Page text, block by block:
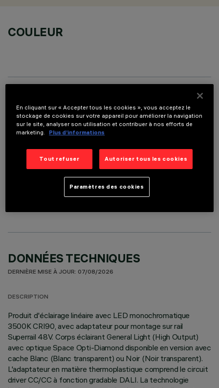
COULEUR
ACCESSOIRES REQUIS
Il est nécessaire de commander l'un des accessoires requis pour installer et utiliser correctement
le produit:
COMPOSANTS OPTIONNELS
DONNÉES TECHNIQUES
DERNIÈRE MISE À JOUR: 07/08/2026
DESCRIPTION
Produit d'éclairage linéaire avec LED monochromatique
3500K CRI90, avec adaptateur pour montage sur rail
Superrail 48V. Corps éclairant General Light (High Output)
avec optique Space Opti-Diamond disponible en version avec
cache Blanc (Blanc transparent) ou Noir (Noir transparent).
L'adaptateur en matière thermoplastique comprend le circuit
driver CC/CC à fonction gradable DALI. La technologie
En cliquant sur « Accepter tous les cookies », vous acceptez le
stockage de cookies sur votre appareil pour améliorer la navigation
sur le site, analyser son utilisation et contribuer à nos efforts de
marketing.
Plus d’informations
Tout refuser Autoriser tous les cookies
Paramètres des cookies